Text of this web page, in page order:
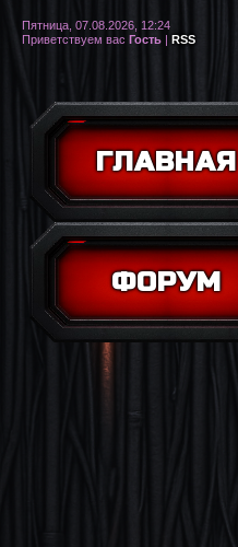
ГЛАВНАЯ
ФОРУМ
Пятница, 07.08.2026, 12:24
Приветствуем вас Гость | RSS